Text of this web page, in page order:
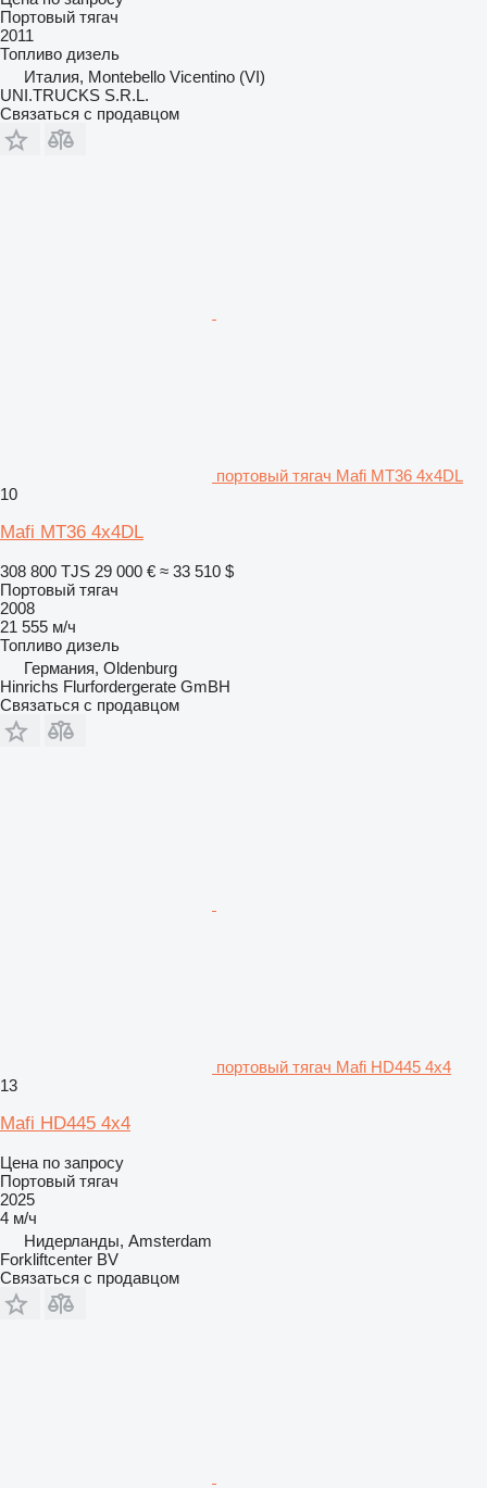
Портовый тягач
2011
Топливо дизель
Италия, Montebello Vicentino (VI)
UNI.TRUCKS S.R.L.
Связаться с продавцом
портовый тягач Mafi MT36 4x4DL
10
Mafi MT36 4x4DL
308 800 TJS 29 000 € ≈ 33 510 $
Портовый тягач
2008
21 555 м/ч
Топливо дизель
Германия, Oldenburg
Hinrichs Flurfordergerate GmBH
Связаться с продавцом
портовый тягач Mafi HD445 4x4
13
Mafi HD445 4x4
Цена по запросу
Портовый тягач
2025
4 м/ч
Нидерланды, Amsterdam
Forkliftcenter BV
Связаться с продавцом